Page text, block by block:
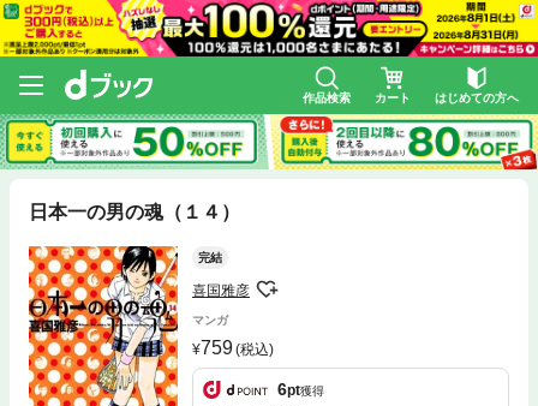
作品検索 カート はじめての方へ
日本一の男の魂（１４）
完結
喜国雅彦
マンガ
759(税込)
6pt獲得